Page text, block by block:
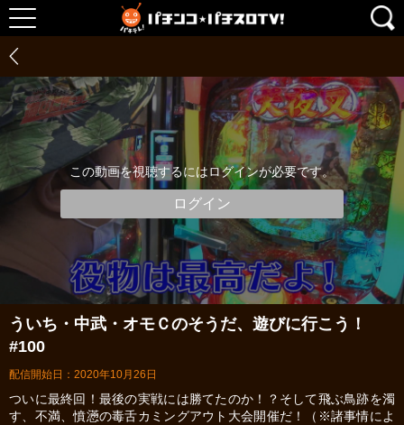
この動画を視聴するにはログインが必要です。
ログイン
ういち・中武・オモＣのそうだ、遊びに行こう！
#100
配信開始日：2020年10月26日
ついに最終回！最後の実戦には勝てたのか！？そして飛ぶ鳥跡を濁
す、不満、憤懣の毒舌カミングアウト大会開催だ！（※諸事情によ